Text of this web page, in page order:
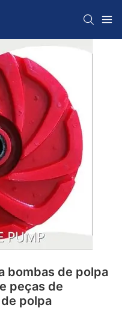
bombas de polpa
peças de
polpa